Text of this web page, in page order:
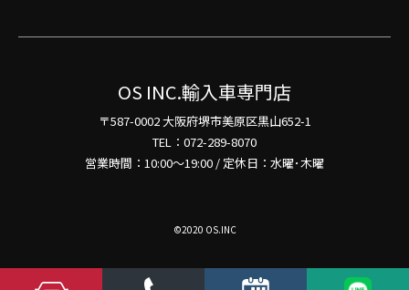
OS INC.輸入車専門店
〒587-0002 大阪府堺市美原区黒山652-1
TEL：072-289-8070
営業時間：10:00～19:00 / 定休日：水曜･木曜
©2020 OS.INC